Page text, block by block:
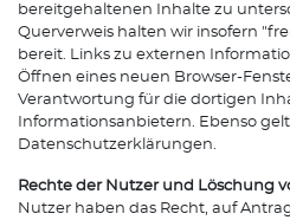
bereitgehaltenen Inhalte zu
Querverweis halten wir insofern
bereit. Links zu externen
Öffnen eines neuen Browser-
Verantwortung für die dortigen
Informationsanbietern. Ebenso
Datenschutzerklärungen.
Rechte der Nutzer und Löschung
Nutzer haben das Recht, auf